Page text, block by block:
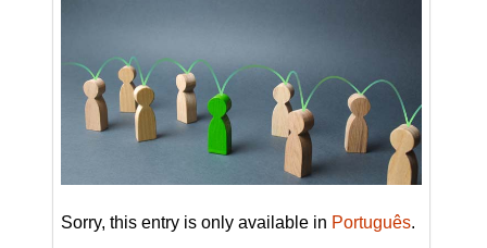
Sorry, this entry is only available in Português.